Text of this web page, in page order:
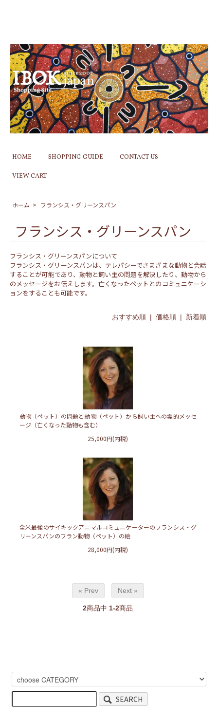
HOME SHOPPING GUIDE CONTACT US
VIEW CART
ホーム > フランシス・グリーンスパン
フランシス・グリーンスパン
フランシス・グリーンスパンについて
フランシス・グリーンスパンは、テレパシーでさまざまな動物と会話
することが可能であり、動物と飼い主の問題を解決したり、動物から
のメッセージをお伝えします。亡くなったペットとのコミュニケーシ
ョンをすることも可能です。
おすすめ順 | 価格順| 新着順
動物（ペット）の問題と動物（ペット）から飼い主への霊的メッセ
ージ（亡くなった動物も含む）
25,000円(内税)
全米最強のサイキックアニマルコミュニケーターのフランシス・グ
リーンスパンのフラン動物（ペット）の絵
28,000円(内税)
« Prev Next »
2商品中 1-2商品
SEARCH